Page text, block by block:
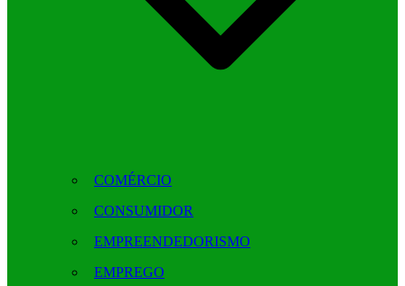
COMÉRCIO
CONSUMIDOR
EMPREENDEDORISMO
EMPREGO